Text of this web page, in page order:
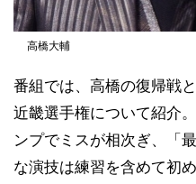
高橋大輔
番組では、高橋の復帰戦
近畿選手権について紹介
ンプでミスが相次ぎ、「
な演技は練習を含めて初